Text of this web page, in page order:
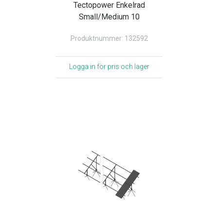
Tectopower Enkelrad
Small/Medium 10
Produktnummer: 132592
Logga in för pris och lager